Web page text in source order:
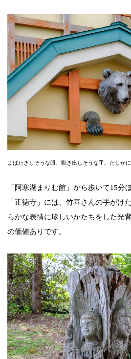
まばたきしそうな眼、動き出しそうな手。たしか
「阿寒湖まりむ館」から歩いて15分
「正徳寺」には、竹喜さんの手がけ
らかな表情に珍しいかたちをした光
の価値ありです。